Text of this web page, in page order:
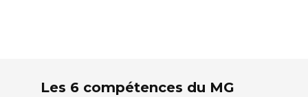
Les 6 compétences du MG